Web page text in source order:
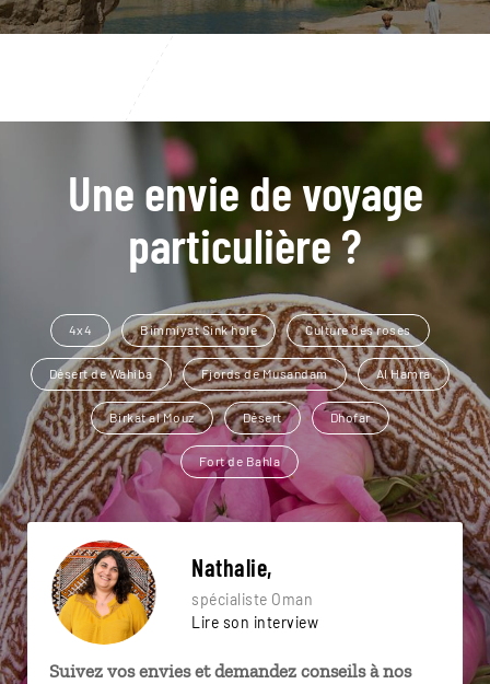
Une envie de voyage
particulière ?
4x4 Bimmiyat Sink hole Culture des roses
Désert de Wahiba Fjords de Musandam Al Hamra
Birkat al Mouz Désert Dhofar
Fort de Bahla
Nathalie,
spécialiste Oman
Lire son interview
Suivez vos envies et demandez conseils à nos